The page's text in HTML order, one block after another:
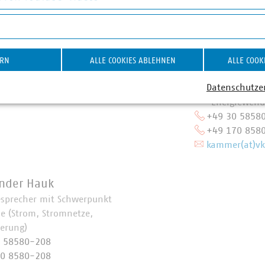
Wasser/Abwasser
8580-226
und
+49 30
+49 170
Hauk
mit Schwerpunkt
(Strom, Stromnetze,
58580-208
8580-208
YouTube-Videos
ALLE COOKIES ABLEHNEN ALLE